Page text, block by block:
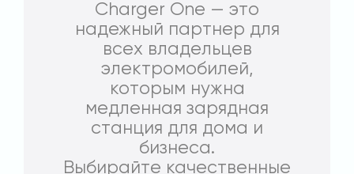
Charger One — это
надежный партнер для
всех владельцев
электромобилей,
которым нужна
медленная зарядная
станция для дома и
бизнеса.
Выбирайте качественные